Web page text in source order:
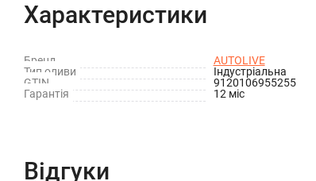
Характеристики
Бренд AUTOLIVE
Тип оливи
Індустріальна
GTIN
9120106955255
Гарантія
12 міс
Відгуки